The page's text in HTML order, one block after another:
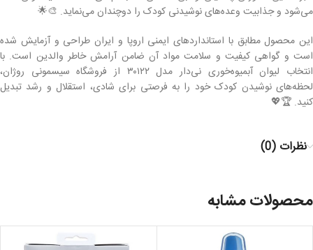
می‌شود و جذابیت وعده‌های نوشیدنی کودک را دوچندان می‌نماید. 🎨🌟
این محصول مطابق با استانداردهای ایمنی اروپا و ایران طراحی و آزمایش شده
است و گواهی کیفیت و سلامت مواد آن ضامن آرامش خاطر والدین است. با
انتخاب لیوان آبمیوه‌خوری نی‌دار مدل ۳۰۱۲۲ از فروشگاه سیسمونی روژان،
لحظه‌های نوشیدن کودک خود را به فرصتی برای شادی، استقلال و رشد تبدیل
کنید. 🏆💖
نظرات (0)
محصولات مشابه